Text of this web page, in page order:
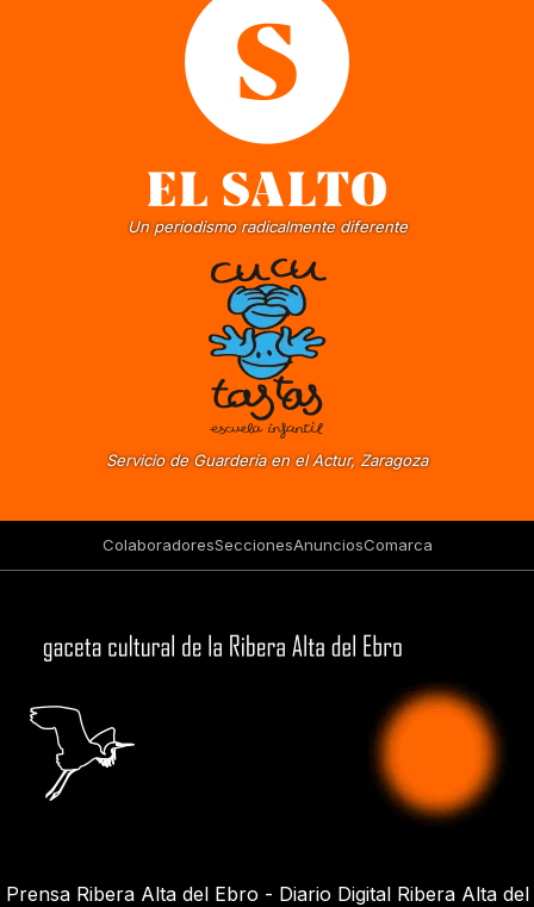
Un periodismo radicalmente diferente
Servicio de Guardería en el Actur, Zaragoza
ColaboradoresSeccionesAnunciosComarca
Prensa Ribera Alta del Ebro - Diario Digital Ribera Alta del